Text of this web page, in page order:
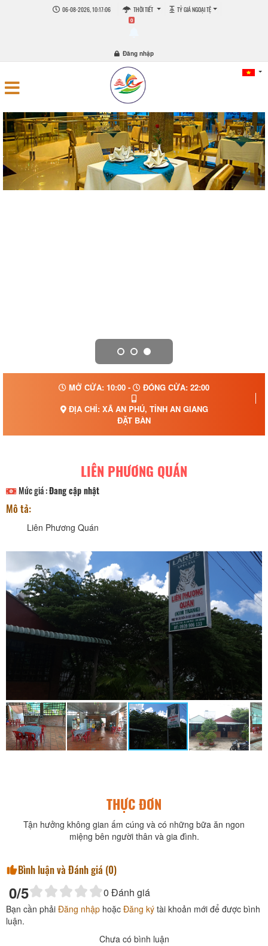
06-08-2026, 10:17:07 THỜI TIẾT TỶ GIÁ NGOẠI TỆ
0
Đăng nhập
MỞ CỬA: 10:00 -
ĐÓNG CỬA: 22:00
ĐỊA CHỈ: XÃ AN PHÚ, TỈNH AN GIANG
ĐẶT BÀN
LIÊN PHƯƠNG QUÁN
Mức giá :Đang cập nhật
Mô tả:
Liên Phương Quán
THỰC ĐƠN
Tận hưởng không gian ấm cúng và có những bữa ăn ngon
miệng bên người thân và gia đình.
Bình luận và Đánh giá (0)
0/5 0 Đánh giá
Bạn cần phải Đăng nhập hoặc Đăng ký tài khoản mới để được bình
luận.
Chưa có bình luận